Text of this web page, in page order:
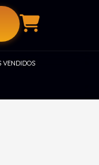
VENDIDOS